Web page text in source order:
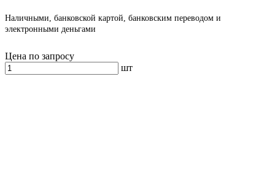
Наличными, банковской картой, банковским переводом и
электронными деньгами
Цена по запросу
шт